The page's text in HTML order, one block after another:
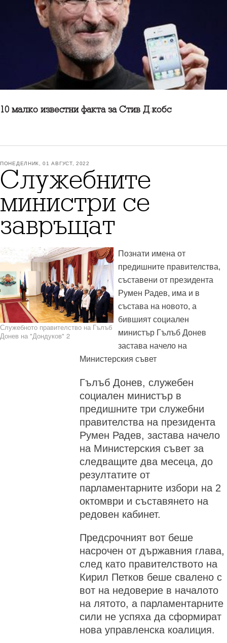
10 малко известни факта за Стив Джобс
ПОНЕДЕЛНИК, 01 АВГУСТ, 2022
Служебните
министри се
завръщат
Служебното правителство на Гълъб
Донев на "Дондуков" 2
Познати имена от
предишните правителства,
съставени от президента
Румен Радев, има и в
състава на новото, а
бившият социален
министър Гълъб Донев
застава начело на
Министерския съвет
Гълъб Донев, служебен
социален министър в
предишните три служебни
правителства на президента
Румен Радев, застава начело
на Министерския съвет за
следващите два месеца, до
резултатите от
парламентарните избори на 2
октомври и съставянето на
редовен кабинет.
Предсрочният вот беше
насрочен от държавния глава,
след като правителството на
Кирил Петков беше свалено с
вот на недоверие в началото
на лятото, а парламентарните
сили не успяха да сформират
нова управленска коалиция.